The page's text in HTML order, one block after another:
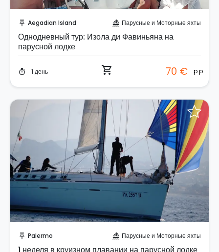
push_pin Aegadian Island sailing Парусные и Моторные яхты
Однодневный тур: Изола ди Фавиньяна на
парусной лодке
timer 1 день shopping_cart 70 € p.p.
push_pin Palermo sailing Парусные и Моторные яхты